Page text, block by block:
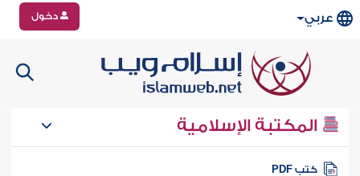
عربي دخول
المكتبة الإسلامية